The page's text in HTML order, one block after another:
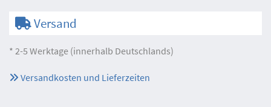
Versand
* 2-5 Werktage (innerhalb Deutschlands)
Versandkosten und Lieferzeiten